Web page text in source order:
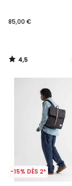
85,00 €
4,5
/
-15% DÈS 2*